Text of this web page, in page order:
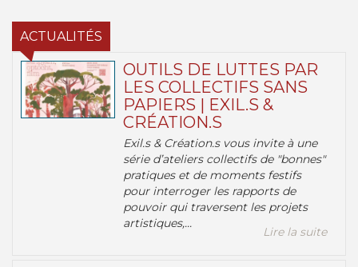
ACTUALITÉS
OUTILS DE LUTTES PAR
LES COLLECTIFS SANS
PAPIERS | EXIL.S &
CRÉATION.S
Exil.s & Création.s vous invite à une
série d’ateliers collectifs de "bonnes"
pratiques et de moments festifs
pour interroger les rapports de
pouvoir qui traversent les projets
artistiques,...
Lire la suite